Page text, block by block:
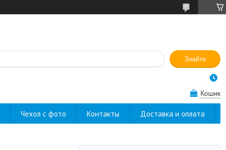
Знайти
Кошик
Чехол с фото Контакты Доставка и оплата